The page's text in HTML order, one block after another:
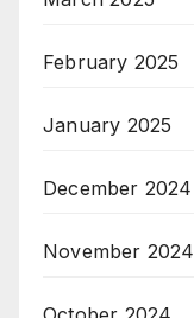
February 2025
January 2025
December 2024
November 2024